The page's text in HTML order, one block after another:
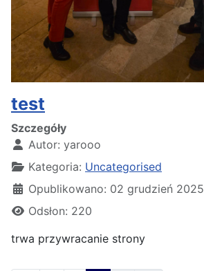
test
Szczegóły
Autor: yarooo
Kategoria: Uncategorised
Opublikowano: 02 grudzień 2025
Odsłon: 220
trwa przywracanie strony